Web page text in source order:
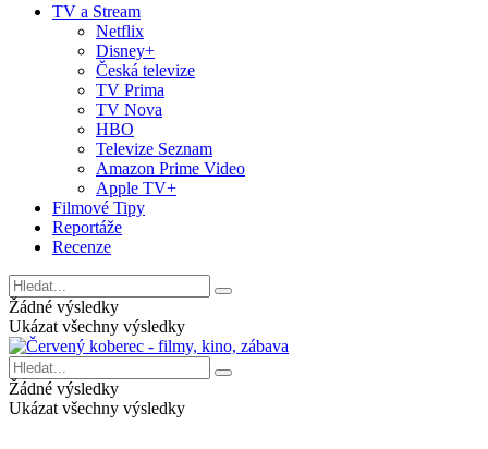
TV a Stream
Netflix
Disney+
Česká televize
TV Prima
TV Nova
HBO
Televize Seznam
Amazon Prime Video
Apple TV+
Filmové Tipy
Reportáže
Recenze
Žádné výsledky
Ukázat všechny výsledky
Žádné výsledky
Ukázat všechny výsledky